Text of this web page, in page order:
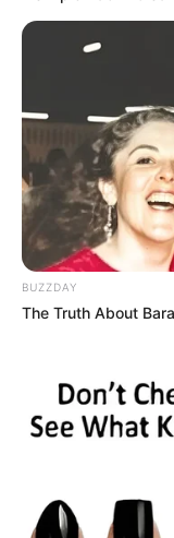
9. Manfaat untuk
segar, halus dan
yang mati
BUZZDAY
The Truth About